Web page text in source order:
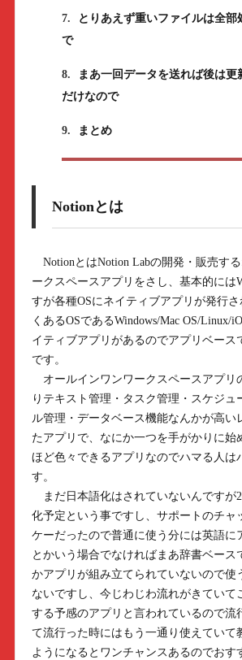
7.
とりあえず重いファイルは全部
で
8.
まあ一回データを送れば後は更
だけなので
9. まとめ
Notionとは
NotionとはNotion Labの開発・販売す
ークスペースアプリをさし、基本的には
すが各種OSにネイティブアプリが発行
くあるOSであるWindows/Mac OS/Linux/
イティブアプリがあるのでアプリベース
です。
オールインワンワークスペースアプリ
りテキスト管理・タスク管理・スケジュ
ル管理・データベース機能なんかが高い
たアプリで、なにか一つを手がかりに始
ほど色々できるアプリなのでハマる人は
す。
まだ日本語化はされていないんですが
化予定という事ですし、サポートのチャ
ケーだったので普通に使う分には英語に
とかいう場合でなければまあ辞書ベース
かアプリが組み立てられていないので使
ないですし、今じわじわ流れがきていて
する予感のアプリと言われているので流
て流行った時にはもう一通り使えていて
ようになるとワンチャンスあるのでおす